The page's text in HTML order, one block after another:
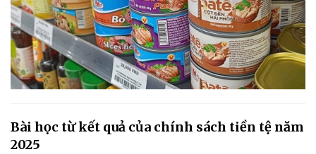
Bài học từ kết quả của chính sách tiền tệ năm
2025